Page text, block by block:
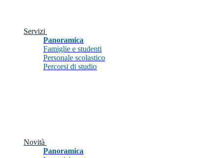
Servizi
Panoramica
Famiglie e studenti
Personale scolastico
Percorsi di studio
Novità
Panoramica